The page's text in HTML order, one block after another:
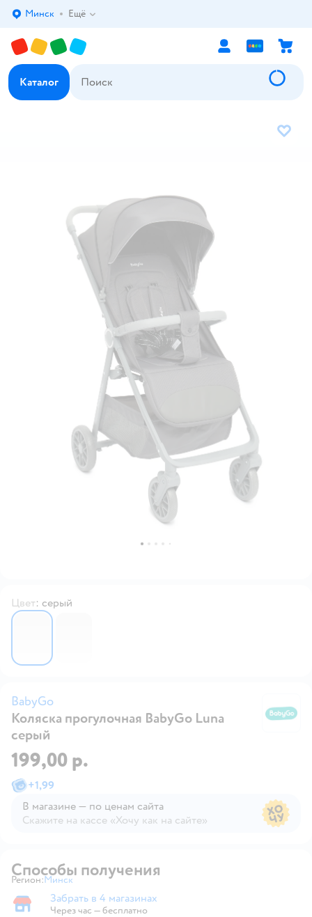
Выбор адреса доставки.
Минск Ещё
Каталог
В
Цвет: серый
7073593
BabyGo
Коляска прогулочная BabyGo Luna
серый
199,00 р.
+1,99
В магазине — по ценам сайта
Скажите на кассе «Хочу как на сайте»
Способы получения
Регион: Выбор адреса доставки.
Минск
Забрать в магазине
Забрать в 4 магазинах
Через час — бесплатно